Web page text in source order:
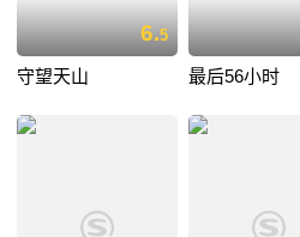
6.5
守望天山 最后56小时